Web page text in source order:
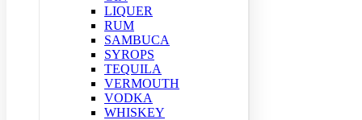
LIQUER
RUM
SAMBUCA
SYROPS
TEQUILA
VERMOUTH
VODKA
WHISKEY